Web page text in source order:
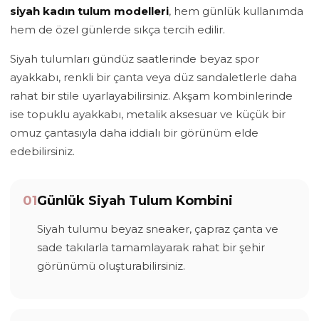
siyah kadın tulum modelleri, hem günlük kullanımda
hem de özel günlerde sıkça tercih edilir.
Siyah tulumları gündüz saatlerinde beyaz spor
ayakkabı, renkli bir çanta veya düz sandaletlerle daha
rahat bir stile uyarlayabilirsiniz. Akşam kombinlerinde
ise topuklu ayakkabı, metalik aksesuar ve küçük bir
omuz çantasıyla daha iddialı bir görünüm elde
edebilirsiniz.
01Günlük Siyah Tulum Kombini
Siyah tulumu beyaz sneaker, çapraz çanta ve
sade takılarla tamamlayarak rahat bir şehir
görünümü oluşturabilirsiniz.